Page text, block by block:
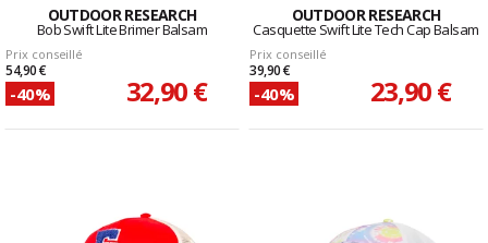
OUTDOOR RESEARCH
Bob Swift Lite Brimer Balsam
Prix conseillé
54,90 €
-40% 32,90 €
OUTDOOR RESEARCH
Casquette Swift Lite Tech Cap Balsam
Prix conseillé
39,90 €
-40% 23,90 €